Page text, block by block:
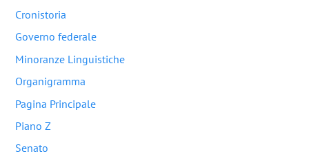
Cronistoria
Governo federale
Minoranze Linguistiche
Organigramma
Pagina Principale
Piano Z
Senato